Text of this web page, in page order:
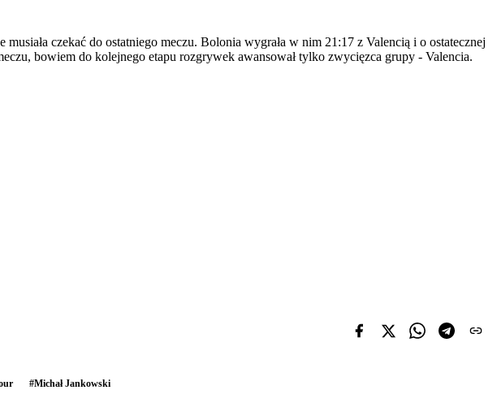
czekać do ostatniego meczu. Bolonia wygrała w nim 21:17 z Valencią i o ostatecznej
bowiem do kolejnego etapu rozgrywek awansował tylko zwycięzca grupy - Valencia.
#Michał Jankowski